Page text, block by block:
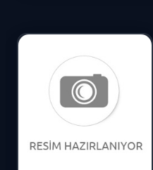
Favori
Karşılaştır